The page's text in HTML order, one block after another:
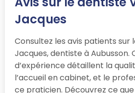
Jacques
Consultez les avis patients sur
Jacques, dentiste à Aubusson.
d’expérience détaillent la
l’accueil en cabinet, et le
ce praticien. Découvrez ce